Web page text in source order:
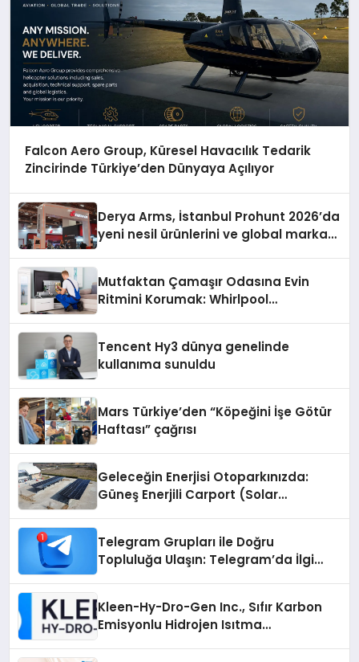
Falcon Aero Group, Küresel Havacılık Tedarik
Zincirinde Türkiye’den Dünyaya Açılıyor
Derya Arms, İstanbul Prohunt 2026’da
yeni nesil ürünlerini ve global marka
Mutfaktan Çamaşır Odasına Evin
Ritmini Korumak: Whirlpool
Tencent Hy3 dünya genelinde
kullanıma sunuldu
Mars Türkiye’den “Köpeğini İşe Götür
Haftası” çağrısı
Geleceğin Enerjisi Otoparkınızda:
Güneş Enerjili Carport (Solar
Telegram Grupları ile Doğru
Topluluğa Ulaşın: Telegram’da İlgi
Kleen-Hy-Dro-Gen Inc., Sıfır Karbon
Emisyonlu Hidrojen Isıtma